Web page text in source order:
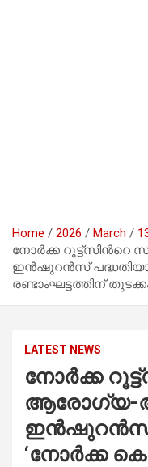
Home 2026 March
നോർക്ക
ഇൻഷുറൻസ്
രണ്ടാംഘട്ടത്തിന്
LATEST NEWS
നോർക്ക
ആരോഗ്യ-
ഇൻഷുറൻസ്
‘നോർക്ക